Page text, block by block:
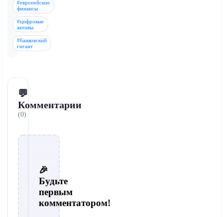
#европейские
финансы
#цифровые
активы
#банковский
гигант
💬
Комментарии
(0)
🎉
Будьте
первым
комментатором!